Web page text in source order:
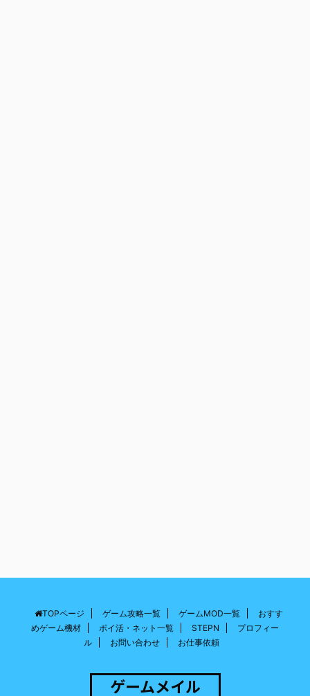
TOPページ ゲーム攻略一覧 ゲームMOD一覧
おすす
めゲーム機材
ポイ活・ネット一覧 STEPN
プロフィー
ル
お問い合わせ お仕事依頼
ゲームメイル